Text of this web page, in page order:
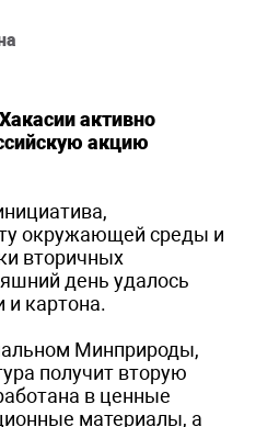
активно
акцию
окружающей среды и
вторичных
день удалось
и картона.
Минприроды,
получит вторую
в ценные
материалы, а